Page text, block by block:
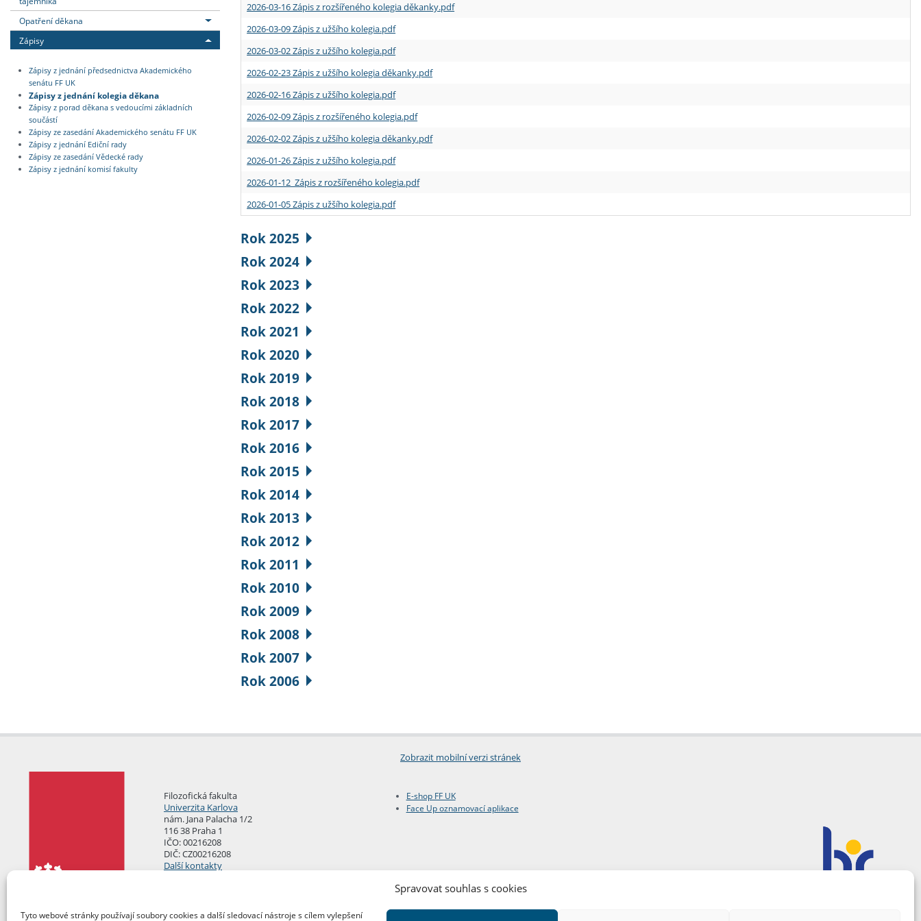
Spravovat souhlas s cookies
Tyto webové stránky používají soubory cookies a další sledovací nástroje s cílem vylepšení
Opatření děkana
Zápisy
Zápisy z jednání předsednictva Akademického
senátu FF UK
Zápisy z jednání kolegia děkana
Zápisy z porad děkana s vedoucími základních
součástí
Zápisy ze zasedání Akademického senátu FF UK
Zápisy z jednání Ediční rady
Zápisy ze zasedání Vědecké rady
Zápisy z jednání komisí fakulty
2026-03-16 Zápis z rozšířeného kolegia děkanky.pdf
2026-03-09 Zápis z užšího kolegia.pdf
2026-03-02 Zápis z užšího kolegia.pdf
2026-02-23 Zápis z užšího kolegia děkanky.pdf
2026-02-16 Zápis z užšího kolegia.pdf
2026-02-09 Zápis z rozšířeného kolegia.pdf
2026-02-02 Zápis z užšího kolegia děkanky.pdf
2026-01-26 Zápis z užšího kolegia.pdf
2026-01-12 Zápis z rozšířeného kolegia.pdf
2026-01-05 Zápis z užšího kolegia.pdf
Rok 2025
Rok 2024
Rok 2023
Rok 2022
Rok 2021
Rok 2020
Rok 2019
Rok 2018
Rok 2017
Rok 2016
Rok 2015
Rok 2014
Rok 2013
Rok 2012
Rok 2011
Rok 2010
Rok 2009
Rok 2008
Rok 2007
Rok 2006
Zobrazit mobilní verzi stránek
Filozofická fakulta
Univerzita Karlova
nám. Jana Palacha 1/2
116 38 Praha 1
IČO: 00216208
DIČ: CZ00216208
Další kontakty
E-shop FF UK
Face Up oznamovací aplikace